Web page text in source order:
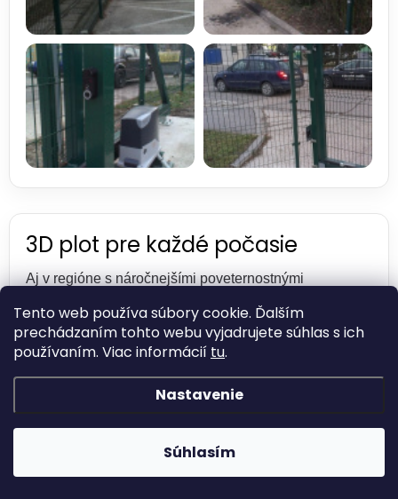
Tento web používa súbory cookie. Ďalším
prechádzaním tohto webu vyjadrujete súhlas s ich
používaním. Viac informácií tu.
Nastavenie
Súhlasím
3D plot pre každé počasie
Aj v regióne s náročnejšími poveternostnými